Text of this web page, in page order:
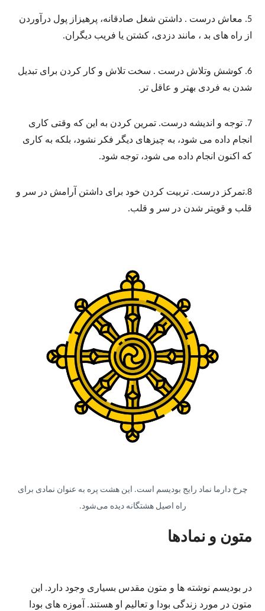
5. معاش درست . داشتن شغل صادقانه، پرهیزاز پول درآوردن
از راه های بد ، مانند دزدی، کشتن یا فریب دیگران.
6. کوشش وتلاش درست . سخت تلاش و کار کردن برای تبدیل
شدن به فردی بهتر و عاقل تر.
7. توجه و اندیشه درست. تمرین کردن به این که وقتی کاری
انجام داده می شود، به چیزهای دیگر فکر نشود، بلکه به کاری
که اکنون انجام داده می شود، توجه شود.
8.تمرکز درست. تربیت کردن خود برای داشتن آرامش در سر و
قلب و قویتر شدن در سر و قلب.
چرخ دارما نماد رایج بودیسم است. این هشت پره به عنوان نمادی برای
راه اصیل هشتگانه دیده می‌شود.
متون و نمادها
در بودیسم نوشته ها و متون مقدس بسیاری وجود دارد. این
متون در مورد زندگی بودا و تعالیم او هستند. آموزه های بودا